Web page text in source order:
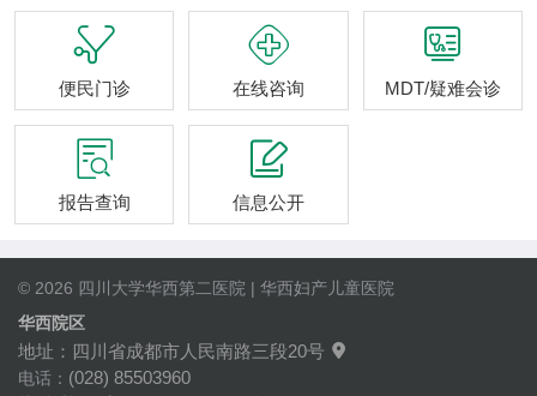

便民门诊

在线咨询

MDT/疑难会诊

报告查询

信息公开
© 2026 四川大学华西第二医院 | 华西妇产儿童医院
华西院区
地址：四川省成都市人民南路三段20号 
电话： (028) 85503960